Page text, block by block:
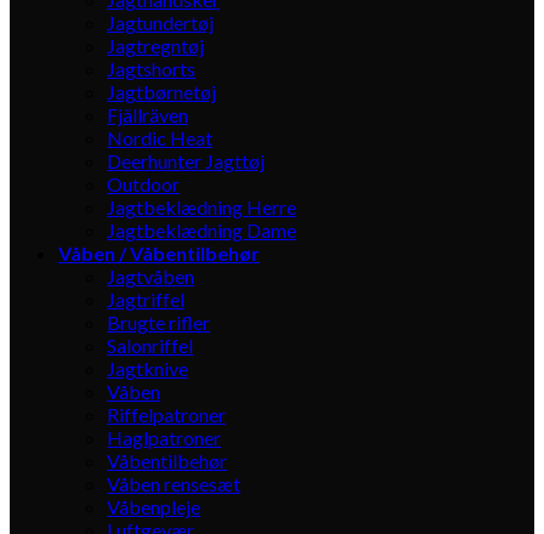
Jagtundertøj
Jagtregntøj
Jagtshorts
Jagtbørnetøj
Fjällräven
Nordic Heat
Deerhunter Jagttøj
Outdoor
Jagtbeklædning Herre
Jagtbeklædning Dame
Våben / Våbentilbehør
Jagtvåben
Jagtriffel
Brugte rifler
Salonriffel
Jagtknive
Våben
Riffelpatroner
Haglpatroner
Våbentilbehør
Våben rensesæt
Våbenpleje